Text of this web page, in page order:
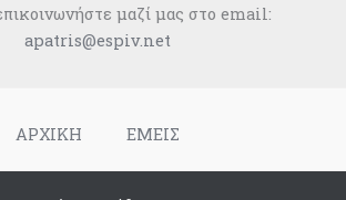
μαζί μας στο email:
apatris@espiv.net
ΑΡΧΙΚΗ ΕΜΕΙΣ